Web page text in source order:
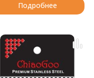
Подробнее